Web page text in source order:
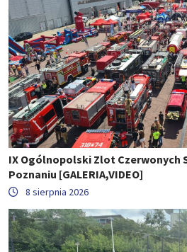
IX Ogólnopolski Zlot Czerwonych
Poznaniu [GALERIA,VIDEO]
8 sierpnia 2026